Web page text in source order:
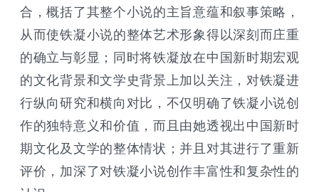
合，概括了其整个小说的主旨意蕴和叙事策略，
从而使铁凝小说的整体艺术形象得以深刻而庄重
的确立与彰显；同时将铁凝放在中国新时期宏观
的文化背景和文学史背景上加以关注，对铁凝进
行纵向研究和横向对比，不仅明确了铁凝小说创
作的独特意义和价值，而且由她透视出中国新时
期文化及文学的整体情状；并且对其进行了重新
评价，加深了对铁凝小说创作丰富性和复杂性的